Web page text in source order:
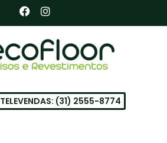
F
a
c
b
o
o
I
n
s
t
a
r
m
TELEVENDAS: (31) 2555-8774